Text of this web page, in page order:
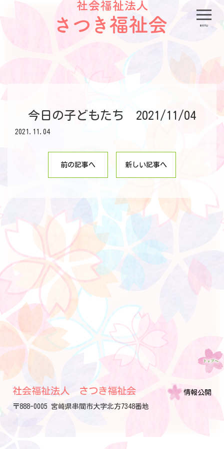
menu
今日の子どもたち 2021/11/04
2021.11.04
前の記事へ 新しい記事へ
社会福祉法人 さつき福祉会
〒888-0005 宮崎県串間市大字北方7348番地
情報公開